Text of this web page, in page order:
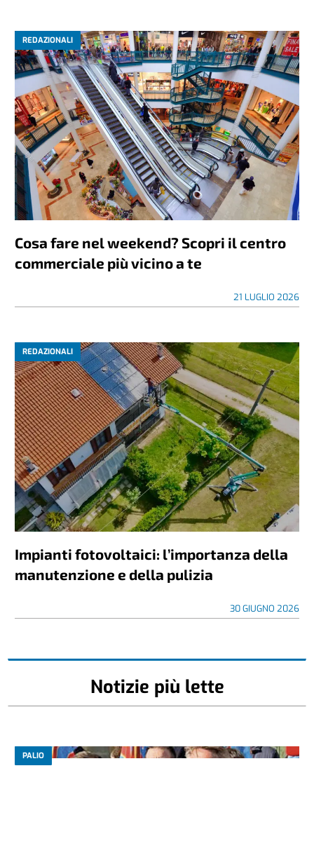
REDAZIONALI
Cosa fare nel weekend? Scopri il centro
commerciale più vicino a te
21 LUGLIO 2026
REDAZIONALI
Impianti fotovoltaici: l’importanza della
manutenzione e della pulizia
30 GIUGNO 2026
Notizie più lette
PALIO